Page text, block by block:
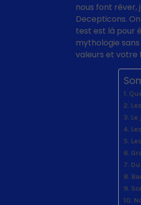
nous font rêver,
Decepticons.
test est là pour
mythologie
valeurs et votre